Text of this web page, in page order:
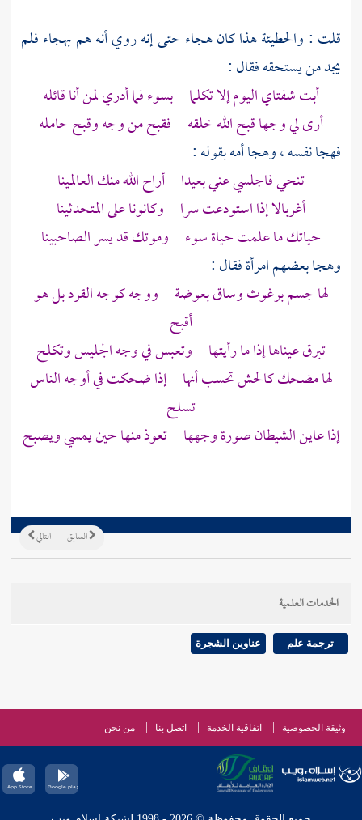
قلت : والحطيئةهذا كان هجاء حتى إنه روي أنه هم بهجاء فلم
يجد من يستحقه فقال :
أبت شفتاي اليوم إلا تكلما بسوء فما أدري لمن أنا قائله
أرى لي وجها قبح الله خلقه فقبح من وجه وقبح حامله
فهجا نفسه ، وهجا أمه بقوله :
تنحي فاجلسي عني بعيدا أراح الله منك العالمينا
أغربالا إذا استودعت سرا وكانونا على المتحدثينا
حياتك ما علمت حياة سوء وموتك قد يسر الصاحبينا
وهجا بعضهم امرأة فقال :
لها جسم برغوث وساق بعوضة ووجه كوجه القرد بل هو
أقبح
تبرق عيناها إذا ما رأيتها وتعبس في وجه الجليس وتكلح
لها مضحك كالحش تحسب أنها إذا ضحكت في أوجه الناس
تسلح
إذا عاين الشيطان صورة وجهها تعوذ منها حين يمسي ويصبح
التالي السابق
الخدمات العلمية
ترجمة علم عناوين الشجرة
وثيقة الخصوصية اتفاقية الخدمة اتصل بنا من نحن